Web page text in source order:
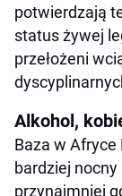
potwierdzają
status żywej
przełożeni
Alkohol,
Baza w Afryce
bardziej
przynajmniej